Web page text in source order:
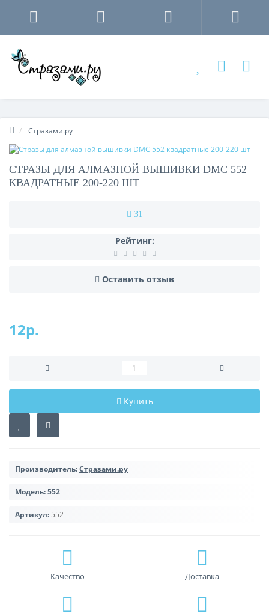
Стразами.ру
СТРАЗЫ ДЛЯ АЛМАЗНОЙ ВЫШИВКИ DMC 552
КВАДРАТНЫЕ 200-220 ШТ
31
Рейтинг:
Оставить отзыв
12р.
Купить
Производитель:Стразами.ру
Модель:552
Артикул: 552
Качество Доставка